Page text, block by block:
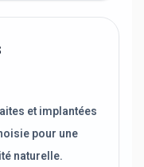
et implantées
pour une
naturelle.